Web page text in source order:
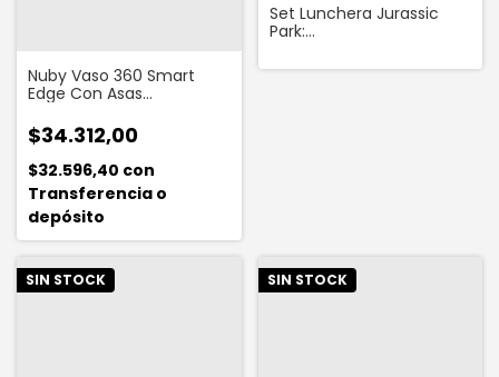
Nuby Vaso 360 Smart
Edge Con Asas
$34.312,00
$32.596,40 con
Transferencia o
depósito
Set Lunchera Jurassic
Park:
SIN STOCK SIN STOCK